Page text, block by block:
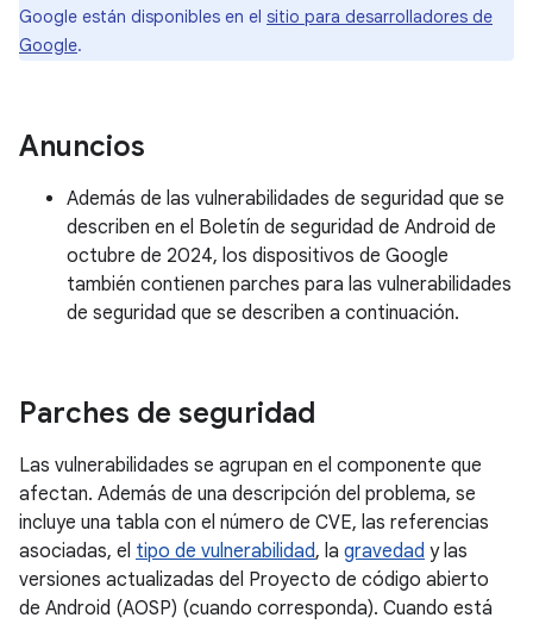
Google están disponibles en el sitio para desarrolladores de
Google.
Anuncios
Además de las vulnerabilidades de seguridad que se
describen en el Boletín de seguridad de Android de
octubre de 2024, los dispositivos de Google
también contienen parches para las vulnerabilidades
de seguridad que se describen a continuación.
Parches de seguridad
Las vulnerabilidades se agrupan en el componente que
afectan. Además de una descripción del problema, se
incluye una tabla con el número de CVE, las referencias
asociadas, el tipo de vulnerabilidad, la gravedad y las
versiones actualizadas del Proyecto de código abierto
de Android (AOSP) (cuando corresponda). Cuando está